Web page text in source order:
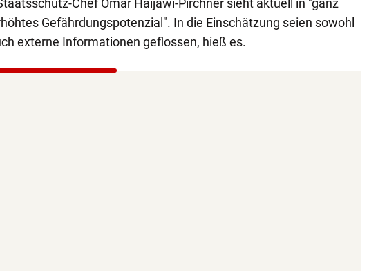
Chef Omar Haijawi-Pirchner sieht aktuell in "ganz
Gefährdungspotenzial". In die Einschätzung seien sowohl
externe Informationen geflossen, hieß es.